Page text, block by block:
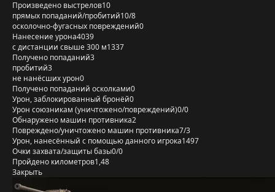
Произведено выстрелов10
прямых попаданий/пробитий10/8
осколочно-фугасных повреждений0
Нанесение урона4039
с дистанции свыше 300 м1337
Получено попаданий3
пробитий3
не нанёсших урон0
Получено попаданий осколками0
Урон, заблокированный бронёй0
Урон союзникам (уничтожено/повреждений)0/0
Обнаружено машин противника2
Повреждено/уничтожено машин противника7/3
Урон, нанесённый с помощью данного игрока1497
Очки захвата/защиты базы0/0
Пройдено километров1,48
Закрыть